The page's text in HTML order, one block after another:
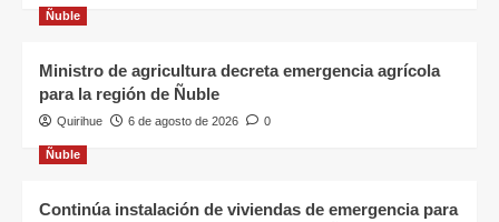
Ñuble
Ministro de agricultura decreta emergencia agrícola
para la región de Ñuble
Quirihue 6 de agosto de 2026 0
Ñuble
Continúa instalación de viviendas de emergencia para